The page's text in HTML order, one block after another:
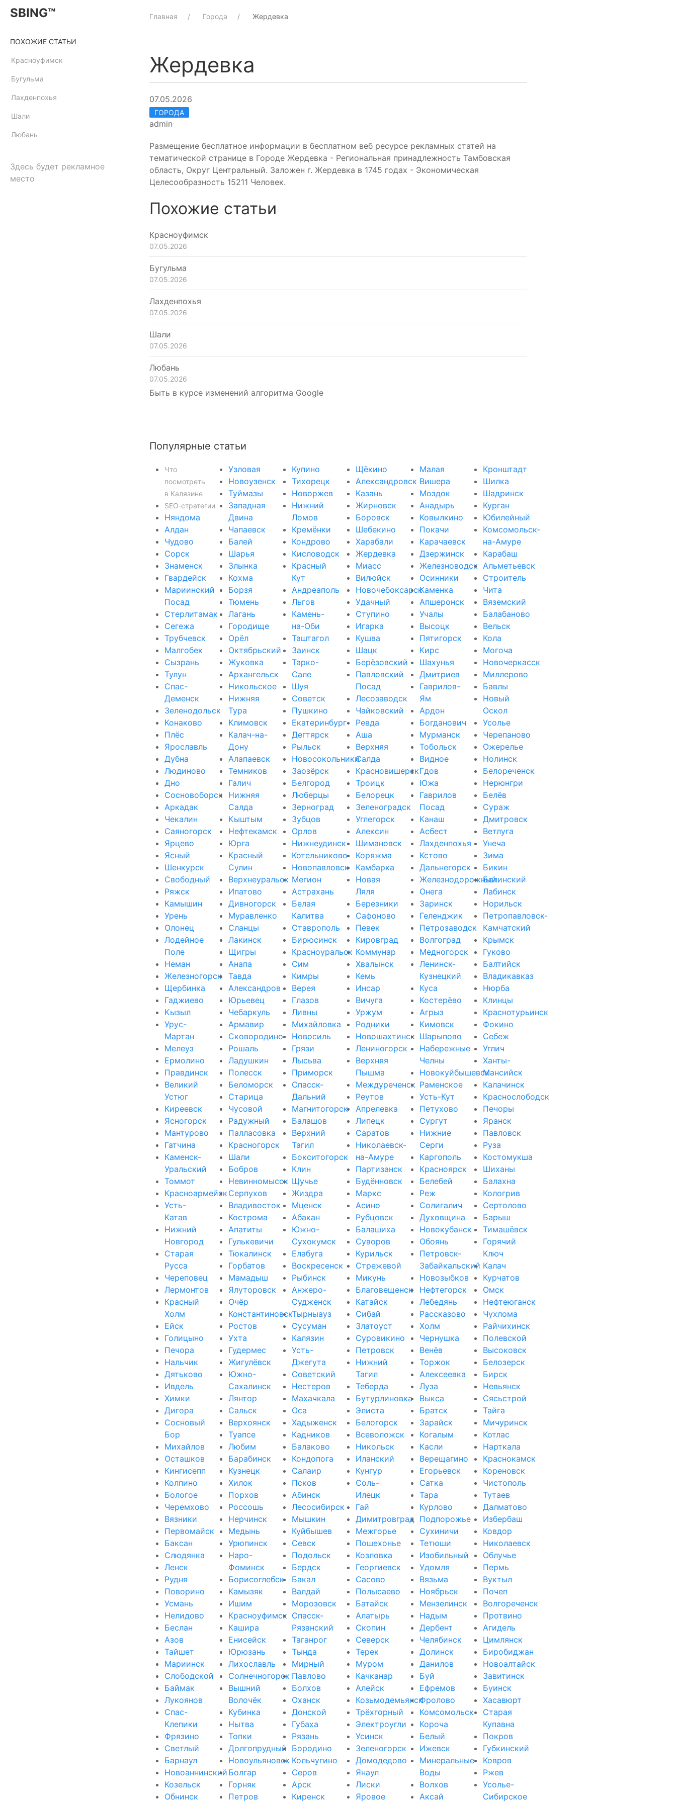
SBING™
ПОХОЖИЕ СТАТЬИ
Красноуфимск
Бугульма
Лахденпохья
Шали
Любань
Здесь будет рекламное
место
Главная Города Жердевка
Жердевка
07.05.2026
ГОРОДА
admin
Размещение бесплатное информации в бесплатном веб ресурсе рекламных статей на
тематической странице в Городе Жердевка - Региональная принадлежность Тамбовская
область, Округ Центральный. Заложен г. Жердевка в 1745 годах - Экономическая
Целесообразность 15211 Человек.
Похожие статьи
Красноуфимск
07.05.2026
Бугульма
07.05.2026
Лахденпохья
07.05.2026
Шали
07.05.2026
Любань
07.05.2026
Быть в курсе изменений алгоритма Google
Популярные статьи
Что
посмотреть
в Калязине
SEO‑стратегии
Няндома
Алдан
Чудово
Сорск
Знаменск
Гвардейск
Мариинский
Посад
Стерлитамак
Сегежа
Трубчевск
Малгобек
Сызрань
Тулун
Спас-
Деменск
Зеленодольск
Конаково
Плёс
Ярославль
Дубна
Людиново
Дно
Сосновоборск
Аркадак
Чекалин
Саяногорск
Ярцево
Ясный
Шенкурск
Свободный
Ряжск
Камышин
Урень
Олонец
Лодейное
Поле
Неман
Железногорск
Щербинка
Гаджиево
Кызыл
Урус-
Мартан
Мелеуз
Ермолино
Правдинск
Великий
Устюг
Киреевск
Ясногорск
Мантурово
Гатчина
Каменск-
Уральский
Томмот
Красноармейск
Усть-
Катав
Нижний
Новгород
Старая
Русса
Череповец
Лермонтов
Красный
Холм
Ейск
Голицыно
Печора
Нальчик
Дятьково
Ивдель
Химки
Дигора
Сосновый
Бор
Михайлов
Осташков
Кингисепп
Колпино
Бологое
Черемхово
Вязники
Первомайск
Баксан
Слюдянка
Ленск
Рудня
Поворино
Усмань
Нелидово
Беслан
Азов
Тайшет
Мариинск
Слободской
Баймак
Лукоянов
Спас-
Клепики
Фрязино
Светлый
Барнаул
Новоаннинский
Козельск
Обнинск
Узловая
Новоузенск
Туймазы
Западная
Двина
Чапаевск
Балей
Шарья
Злынка
Кохма
Борзя
Тюмень
Лагань
Городище
Орёл
Октябрьский
Жуковка
Архангельск
Никольское
Нижняя
Тура
Климовск
Калач-на-
Дону
Алапаевск
Темников
Галич
Нижняя
Салда
Кыштым
Нефтекамск
Юрга
Красный
Сулин
Верхнеуральск
Ипатово
Дивногорск
Муравленко
Сланцы
Лакинск
Щигры
Анапа
Тавда
Александров
Юрьевец
Чебаркуль
Армавир
Сковородино
Рошаль
Ладушкин
Полесск
Беломорск
Старица
Чусовой
Радужный
Палласовка
Красногорск
Шали
Бобров
Невинномысск
Серпухов
Владивосток
Кострома
Апатиты
Гулькевичи
Тюкалинск
Горбатов
Мамадыш
Ялуторовск
Очёр
Константиновск
Ростов
Ухта
Гудермес
Жигулёвск
Южно-
Сахалинск
Лянтор
Сальск
Верхоянск
Туапсе
Любим
Барабинск
Кузнецк
Хилок
Порхов
Россошь
Нерчинск
Медынь
Урюпинск
Наро-
Фоминск
Борисоглебск
Камызяк
Ишим
Красноуфимск
Кашира
Енисейск
Юрюзань
Лихославль
Солнечногорск
Вышний
Волочёк
Кубинка
Нытва
Топки
Долгопрудный
Новоульяновск
Болгар
Горняк
Петров
Купино
Тихорецк
Новоржев
Нижний
Ломов
Кремёнки
Кондрово
Кисловодск
Красный
Кут
Андреаполь
Льгов
Камень-
на-Оби
Таштагол
Заинск
Тарко-
Сале
Шуя
Советск
Пушкино
Екатеринбург
Дегтярск
Рыльск
Новосокольники
Заозёрск
Белгород
Люберцы
Зерноград
Зубцов
Орлов
Нижнеудинск
Котельниково
Новопавловск
Мегион
Астрахань
Белая
Калитва
Ставрополь
Бирюсинск
Красноуральск
Сим
Кимры
Верея
Глазов
Ливны
Михайловка
Новосиль
Грязи
Лысьва
Приморск
Спасск-
Дальний
Магнитогорск
Балашов
Верхний
Тагил
Бокситогорск
Клин
Щучье
Жиздра
Мценск
Абакан
Южно-
Сухокумск
Елабуга
Воскресенск
Рыбинск
Анжеро-
Судженск
Тырныауз
Сусуман
Калязин
Усть-
Джегута
Советский
Нестеров
Махачкала
Оса
Хадыженск
Кадников
Балаково
Кондопога
Салаир
Псков
Абинск
Лесосибирск
Мышкин
Куйбышев
Севск
Подольск
Бердск
Бакал
Валдай
Морозовск
Спасск-
Рязанский
Таганрог
Тында
Мирный
Павлово
Болхов
Оханск
Донской
Губаха
Рязань
Бородино
Кольчугино
Серов
Арск
Киренск
Щёкино
Александровск
Казань
Жирновск
Боровск
Шебекино
Харабали
Жердевка
Миасс
Вилюйск
Новочебоксарск
Удачный
Ступино
Игарка
Кушва
Шацк
Берёзовский
Павловский
Посад
Лесозаводск
Чайковский
Ревда
Аша
Верхняя
Салда
Красновишерск
Троицк
Белорецк
Зеленоградск
Углегорск
Алексин
Шимановск
Коряжма
Камбарка
Новая
Ляля
Березники
Сафоново
Певек
Кировград
Коммунар
Хвалынск
Кемь
Инсар
Вичуга
Уржум
Родники
Новошахтинск
Лениногорск
Верхняя
Пышма
Междуреченск
Реутов
Апрелевка
Липецк
Саратов
Николаевск-
на-Амуре
Партизанск
Будённовск
Маркс
Асино
Рубцовск
Балашиха
Суворов
Курильск
Стрежевой
Микунь
Благовещенск
Катайск
Сибай
Златоуст
Суровикино
Петровск
Нижний
Тагил
Теберда
Бутурлиновка
Элиста
Белогорск
Всеволожск
Никольск
Иланский
Кунгур
Соль-
Илецк
Гай
Димитровград
Межгорье
Пошехонье
Козловка
Георгиевск
Сасово
Полысаево
Батайск
Алатырь
Скопин
Северск
Терек
Муром
Качканар
Алейск
Козьмодемьянск
Трёхгорный
Электроугли
Усинск
Зеленогорск
Домодедово
Янаул
Лиски
Яровое
Малая
Вишера
Моздок
Анадырь
Ковылкино
Покачи
Карачаевск
Дзержинск
Железноводск
Осинники
Каменка
Апшеронск
Учалы
Высоцк
Пятигорск
Кирс
Шахунья
Дмитриев
Гаврилов-
Ям
Ардон
Богданович
Мурманск
Тобольск
Видное
Гдов
Южа
Гаврилов
Посад
Канаш
Асбест
Лахденпохья
Кстово
Дальнегорск
Железнодорожный
Онега
Заринск
Геленджик
Петрозаводск
Волгоград
Медногорск
Ленинск-
Кузнецкий
Куса
Костерёво
Агрыз
Кимовск
Шарыпово
Набережные
Челны
Новокуйбышевск
Раменское
Усть-Кут
Петухово
Сургут
Нижние
Серги
Каргополь
Красноярск
Белебей
Реж
Солигалич
Духовщина
Новокубанск
Обоянь
Петровск-
Забайкальский
Новозыбков
Нефтегорск
Лебедянь
Рассказово
Холм
Чернушка
Венёв
Торжок
Алексеевка
Луза
Выкса
Братск
Зарайск
Когалым
Касли
Верещагино
Егорьевск
Сатка
Тара
Курлово
Подпорожье
Сухиничи
Тетюши
Изобильный
Удомля
Вязьма
Ноябрьск
Мензелинск
Надым
Дербент
Челябинск
Долинск
Данилов
Буй
Ефремов
Фролово
Комсомольск
Короча
Белый
Ижевск
Минеральные
Воды
Волхов
Аксай
Кронштадт
Шилка
Шадринск
Курган
Юбилейный
Комсомольск-
на-Амуре
Карабаш
Альметьевск
Строитель
Чита
Вяземский
Балабаново
Вельск
Кола
Могоча
Новочеркасск
Миллерово
Бавлы
Новый
Оскол
Усолье
Черепаново
Ожерелье
Нолинск
Белореченск
Нерюнгри
Белёв
Сураж
Дмитровск
Ветлуга
Унеча
Зима
Бикин
Белинский
Лабинск
Норильск
Петропавловск-
Камчатский
Крымск
Гуково
Балтийск
Владикавказ
Нюрба
Клинцы
Краснотурьинск
Фокино
Себеж
Углич
Ханты-
Мансийск
Калачинск
Краснослободск
Печоры
Яранск
Павловск
Руза
Костомукша
Шиханы
Балахна
Кологрив
Сертолово
Барыш
Тимашёвск
Горячий
Ключ
Калач
Курчатов
Омск
Нефтеюганск
Чухлома
Райчихинск
Полевской
Высоковск
Белозерск
Бирск
Невьянск
Сясьстрой
Тайга
Мичуринск
Котлас
Нарткала
Краснокамск
Кореновск
Чистополь
Тутаев
Далматово
Избербаш
Ковдор
Николаевск
Облучье
Пермь
Вуктыл
Почеп
Волгореченск
Протвино
Агидель
Цимлянск
Биробиджан
Новоалтайск
Завитинск
Буинск
Хасавюрт
Старая
Купавна
Покров
Губкинский
Ковров
Ржев
Усолье-
Сибирское